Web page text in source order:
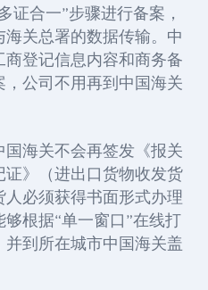
证合一”步骤进行备案，
关总署的数据传输。中
商登记信息内容和商务备
公司不用再到中国海关
海关不会再签发《报关
》（进出口货物收发货
人必须获得书面形式办理
根据“单一窗口”在线打
到所在城市中国海关盖